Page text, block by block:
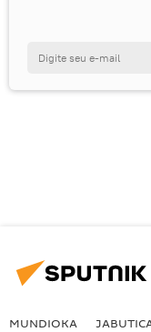
MUNDIOKA